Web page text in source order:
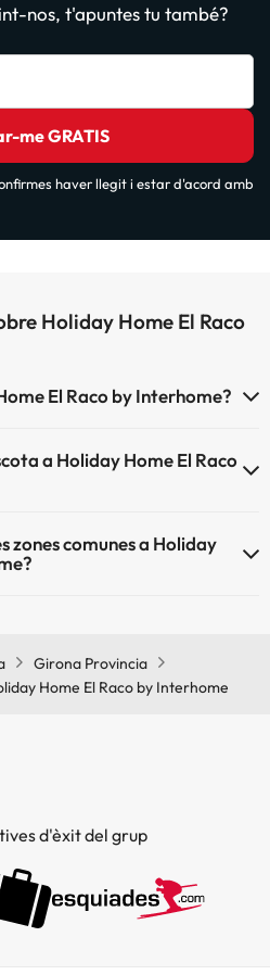
nos, t'apuntes tu també?
me GRATIS
haver llegit i estar d'acord amb
Holiday Home El Raco
El Raco by Interhome?
a Holiday Home El Raco
zones comunes a Holiday
Girona Provincia
Home El Raco by Interhome
d'èxit del grup